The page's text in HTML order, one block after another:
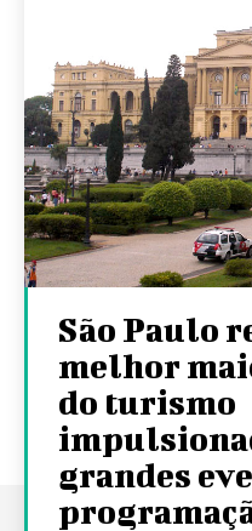
São Paulo
melhor
do turismo
grandes